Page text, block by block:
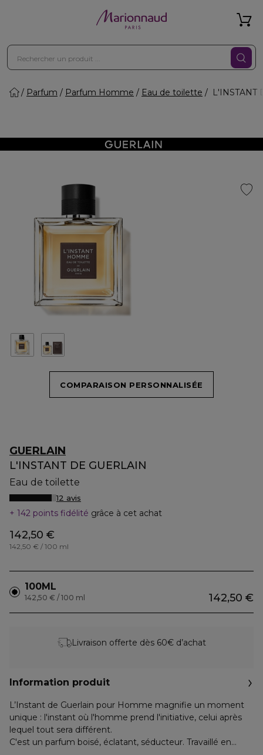
Parfum Parfum Homme Eau de toilette L'INSTANT
COMPARAISON PERSONNALISÉE
GUERLAIN
L'INSTANT DE GUERLAIN
Eau de toilette
12 avis
142 points fidélité grâce à cet achat
142,50 €
142,50 € / 100 ml
100ML
142,50 €
142,50 € / 100 ml
Livraison offerte dès 60€ d’achat
Information produit
L’Instant de Guerlain pour Homme magnifie un moment
unique : l'instant où l'homme prend l'initiative, celui après
lequel tout sera différent.
C'est un parfum boisé, éclatant, séducteur. Travaillé en